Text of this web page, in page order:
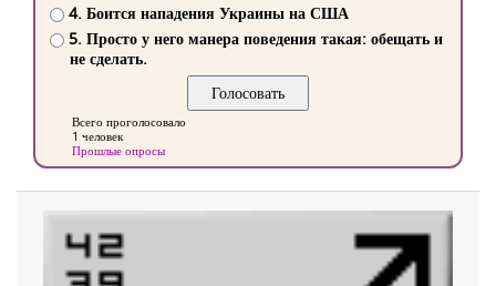
4. Боится нападения Украины на США
5. Просто у него манера поведения такая: обещать и
не сделать.
Всего проголосовало
1 человек
Прошлые опросы